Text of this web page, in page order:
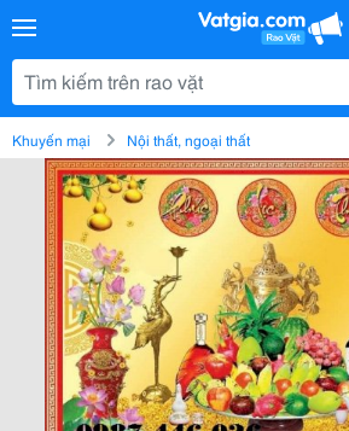
Khuyến mại Nội thất, ngoại thất